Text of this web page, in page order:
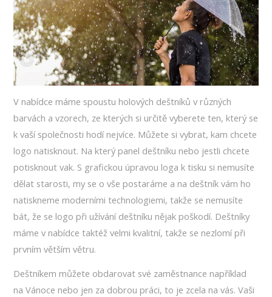
V nabídce máme spoustu holových deštníků v různých
barvách a vzorech, ze kterých si určitě vyberete ten, který se
k vaší společnosti hodí nejvíce. Můžete si vybrat, kam chcete
logo natisknout. Na který panel deštníku nebo jestli chcete
potisknout vak. S grafickou úpravou loga k tisku si nemusíte
dělat starosti, my se o vše postaráme a na deštník vám ho
natiskneme moderními technologiemi, takže se nemusíte
bát, že se logo při užívání deštníku nějak poškodí. Deštníky
máme v nabídce taktéž velmi kvalitní, takže se nezlomí při
prvním větším větru.
Deštníkem můžete obdarovat své zaměstnance například
na Vánoce nebo jen za dobrou práci, to je zcela na vás. Vaši